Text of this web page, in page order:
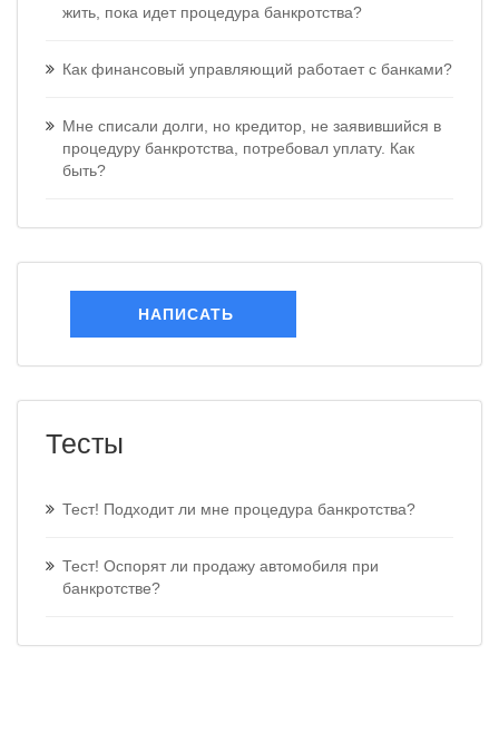
жить, пока идет процедура банкротства?
Как финансовый управляющий работает с банками?
Мне списали долги, но кредитор, не заявившийся в
процедуру банкротства, потребовал уплату. Как
быть?
НАПИСАТЬ
Тесты
Тест! Подходит ли мне процедура банкротства?
Тест! Оспорят ли продажу автомобиля при
банкротстве?